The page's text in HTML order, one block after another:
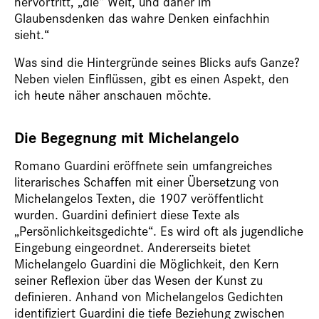
Glaubensdenken das wahre Denken einfachhin
sieht.“
Was sind die Hintergründe seines Blicks aufs Ganze?
Neben vielen Einflüssen, gibt es einen Aspekt, den
ich heute näher anschauen möchte.
Die Begegnung mit Michelangelo
Romano Guardini eröffnete sein umfangreiches
literarisches Schaffen mit einer Übersetzung von
Michelangelos Texten, die 1907 veröffentlicht
wurden. Guardini definiert diese Texte als
„Persönlichkeitsgedichte“. Es wird oft als jugendliche
Eingebung eingeordnet. Andererseits bietet
Michelangelo Guardini die Möglichkeit, den Kern
seiner Reflexion über das Wesen der Kunst zu
definieren. Anhand von Michelangelos Gedichten
identifiziert Guardini die tiefe Beziehung zwischen